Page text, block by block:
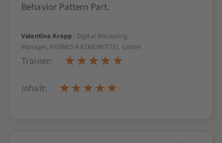
Behavior Pattern Part.
Valentina Kropp , Digital Marketing
Manager, HERMES ARZNEIMITTEL GmbH
Trainer:
Inhalt: